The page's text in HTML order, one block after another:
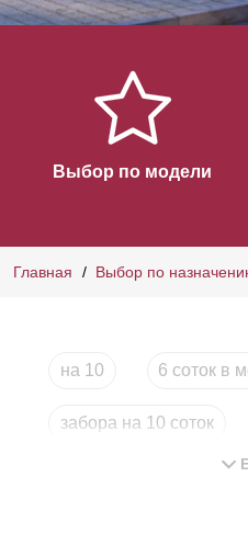
Выбор по модели
Главная Выбор по
на 10 6 соток в
забора на 10 соток
сколько стоит забор на